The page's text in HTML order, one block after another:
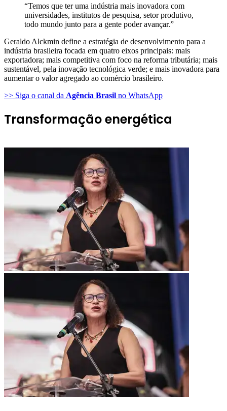
“Temos que ter uma indústria mais inovadora com
universidades, institutos de pesquisa, setor produtivo,
todo mundo junto para a gente poder avançar.”
Geraldo Alckmin define a estratégia de desenvolvimento para a
indústria brasileira focada em quatro eixos principais: mais
exportadora; mais competitiva com foco na reforma tributária; mais
sustentável, pela inovação tecnológica verde; e mais inovadora para
aumentar o valor agregado ao comércio brasileiro.
>> Siga o canal da Agência Brasil no WhatsApp
Transformação energética